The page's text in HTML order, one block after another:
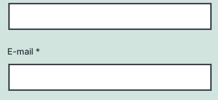
E-mail *